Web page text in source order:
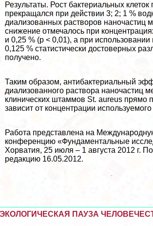
Результаты. Рост бактериальных клеток
прекращался при действии 3; 2; 1 %
диализованных растворов наночастиц
снижение отмечалось при
и 0,25 % (р < 0,01), а при использовании
0,125 % статистически достоверных
получено.
Таким образом, антибактериальный
диализованного раствора наночастиц
клинических штаммов St. aureus прямо
зависит от концентрации
Работа представлена на
конференцию «Фундаментальные
Хорватия, 25 июля – 1 августа 2012 г.
редакцию 16.05.2012.
ЭКОЛОГИЧЕСКАЯ ПАУЗА